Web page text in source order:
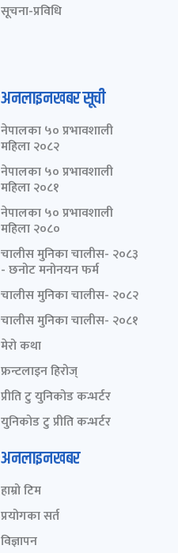
सूचना-प्रविधि
अनलाइनखबर सूची
नेपालका ५० प्रभावशाली
महिला २०८२
नेपालका ५० प्रभावशाली
महिला २०८१
नेपालका ५० प्रभावशाली
महिला २०८०
चालीस मुनिका चालीस- २०८३
- छनोट मनोनयन फर्म
चालीस मुनिका चालीस- २०८२
चालीस मुनिका चालीस- २०८१
मेरो कथा
फ्रन्टलाइन हिरोज्
प्रीति टु युनिकोड कन्भर्टर
युनिकोड टु प्रीति कन्भर्टर
अनलाइनखबर
हाम्रो टिम
प्रयोगका सर्त
विज्ञापन